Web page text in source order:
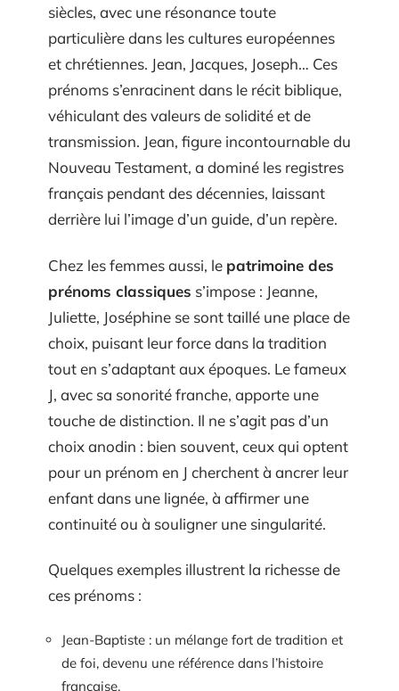
siècles, avec une résonance toute
particulière dans les cultures européennes
et chrétiennes. Jean, Jacques, Joseph… Ces
prénoms s’enracinent dans le récit biblique,
véhiculant des valeurs de solidité et de
transmission. Jean, figure incontournable du
Nouveau Testament, a dominé les registres
français pendant des décennies, laissant
derrière lui l’image d’un guide, d’un repère.
Chez les femmes aussi, le patrimoine des
prénoms classiques s’impose : Jeanne,
Juliette, Joséphine se sont taillé une place de
choix, puisant leur force dans la tradition
tout en s’adaptant aux époques. Le fameux
J, avec sa sonorité franche, apporte une
touche de distinction. Il ne s’agit pas d’un
choix anodin : bien souvent, ceux qui optent
pour un prénom en J cherchent à ancrer leur
enfant dans une lignée, à affirmer une
continuité ou à souligner une singularité.
Quelques exemples illustrent la richesse de
ces prénoms :
Jean-Baptiste : un mélange fort de tradition et
de foi, devenu une référence dans l’histoire
française.